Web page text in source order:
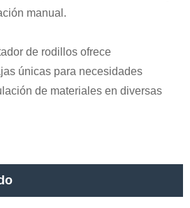
manual.
de rodillos ofrece
únicas para necesidades
de materiales en diversas